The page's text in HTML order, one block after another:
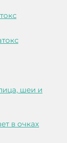
шеи и
в очках